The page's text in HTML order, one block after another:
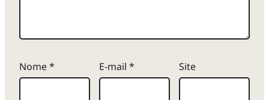
Nome* E-mail * Site